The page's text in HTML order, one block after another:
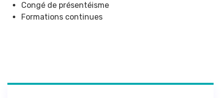
Congé de présentéisme
Formations continues